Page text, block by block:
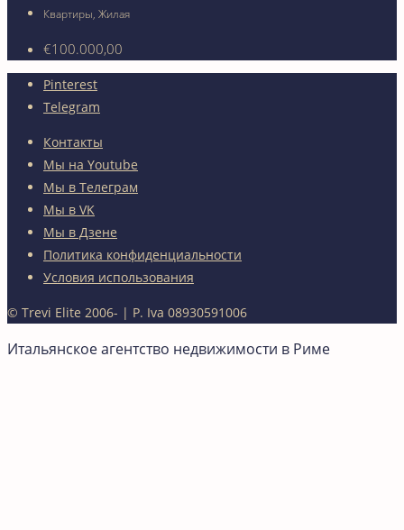
Квартиры, Жилая
€100.000,00
Pinterest
Telegram
Контакты
Мы на Youtube
Мы в Телеграм
Мы в VK
Мы в Дзене
Политика конфиденциальности
Условия использования
© Trevi Elite 2006- | P. Iva 08930591006
Итальянское агентство недвижимости в Риме